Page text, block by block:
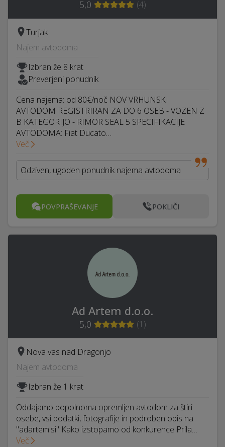
5,0 (4)
Turjak
Najem avtodoma
Izbran že 8 krat
Preverjeni ponudnik
Cena najema: od 80€/noč NOV VRHUNSKI
AVTODOM REGISTRIRAN ZA DO 6 OSEB - VOZEN Z
B KATEGORIJO - RIMOR SEAL 5 SPECIFIKACIJE
AVTODOMA: Fiat Ducato…
Več
Odziven, ugoden ponudnik najema avtodoma
POVPRAŠEVANJE POKLIČI
Ad Artem d.o.o.
5,0 (1 )
Nova vas nad Dragonjo
Najem avtodoma
Izbran že 1 krat
Oddajamo popolnoma opremljen avtodom za štiri
osebe, vsi podatki, fotografije in podroben opis na
"adartem.si" Kako izstopamo od konkurence Prila…
Več